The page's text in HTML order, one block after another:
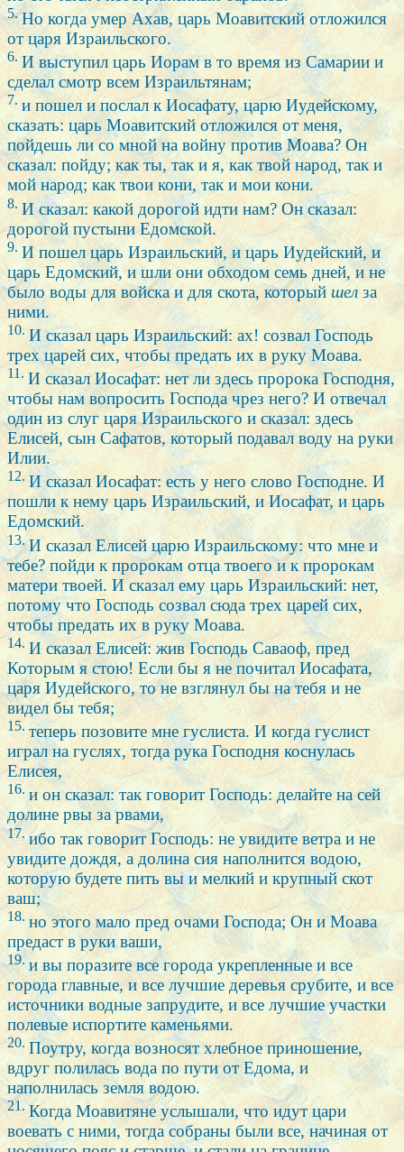
5.Но когда умер Ахав, царь Моавитский отложился
от царя Израильского.
6. И выступил царь Иорам в то время из Самарии и
сделал смотр всем Израильтянам;
7. и пошел и послал к Иосафату, царю Иудейскому,
сказать: царь Моавитский отложился от меня,
пойдешь ли со мной на войну против Моава? Он
сказал: пойду; как ты, так и я, как твой народ, так и
мой народ; как твои кони, так и мои кони.
8.И сказал: какой дорогой идти нам? Он сказал:
дорогой пустыни Едомской.
9.И пошел царь Израильский, и царь Иудейский, и
царь Едомский, и шли они обходом семь дней, и не
было воды для войска и для скота, которыйшел за
ними.
10. И сказал царь Израильский: ах! созвал Господь
трех царей сих, чтобы предать их в руку Моава.
11. И сказал Иосафат: нет ли здесь пророка Господня,
чтобы нам вопросить Господа чрез него? И отвечал
один из слуг царя Израильского и сказал: здесь
Елисей, сын Сафатов, который подавал воду на руки
Илии.
12. И сказал Иосафат: есть у него слово Господне. И
пошли к нему царь Израильский, и Иосафат, и царь
Едомский.
13.И сказал Елисей царю Израильскому: что мне и
тебе? пойди к пророкам отца твоего и к пророкам
матери твоей. И сказал ему царь Израильский: нет,
потому что Господь созвал сюда трех царей сих,
чтобы предать их в руку Моава.
14. И сказал Елисей: жив Господь Саваоф, пред
Которым я стою! Если бы я не почитал Иосафата,
царя Иудейского, то не взглянул бы на тебя и не
видел бы тебя;
15.теперь позовите мне гуслиста. И когда гуслист
играл на гуслях, тогда рука Господня коснулась
Елисея,
16. и он сказал: так говорит Господь: делайте на сей
долине рвы за рвами,
17.ибо так говорит Господь: не увидите ветра и не
увидите дождя, а долина сия наполнится водою,
которую будете пить вы и мелкий и крупный скот
ваш;
18. но этого мало пред очами Господа; Он и Моава
предаст в руки ваши,
19.и вы поразите все города укрепленные и все
города главные, и все лучшие деревья срубите, и все
источники водные запрудите, и все лучшие участки
полевые испортите каменьями.
20.Поутру, когда возносят хлебное приношение,
вдруг полилась вода по пути от Едома, и
наполнилась земля водою.
21.Когда Моавитяне услышали, что идут цари
воевать с ними, тогда собраны были все, начиная от